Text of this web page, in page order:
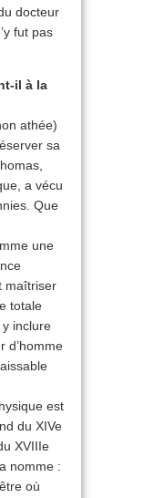
docteur
fut pas
il à la
athée)
sa
a vécu
Que
une
maîtriser
totale
inclure
d’homme
est
du XIVe
XVIIIe
nomme :
où